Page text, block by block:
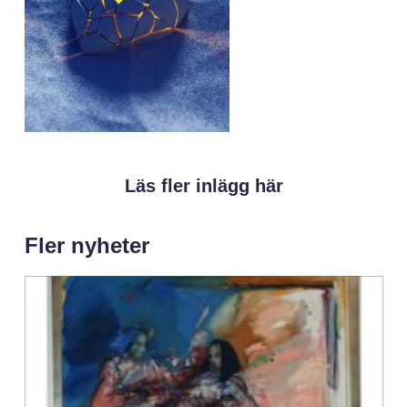
Läs fler inlägg här
Fler nyheter